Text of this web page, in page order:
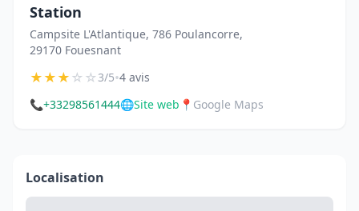
Station
Campsite L'Atlantique, 786 Poulancorre,
29170 Fouesnant
★★★☆☆3/5•4 avis
📞+33298561444🌐Site web 📍 Google Maps
Localisation